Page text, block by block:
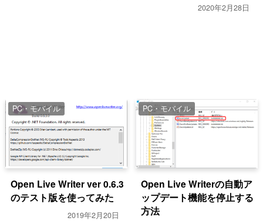
2020年2月28日
PC・モバイル
Open Live Writer ver 0.6.3
のテスト版を使ってみた
2019年2月20日
PC・モバイル
Open Live Writerの自動ア
ップデート機能を停止する
方法